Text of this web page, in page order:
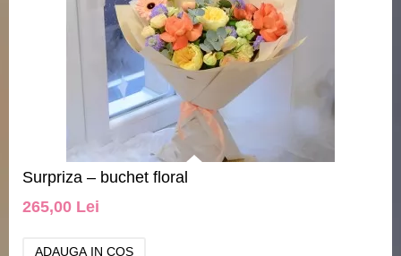
Surpriza – buchet floral
265,00 Lei